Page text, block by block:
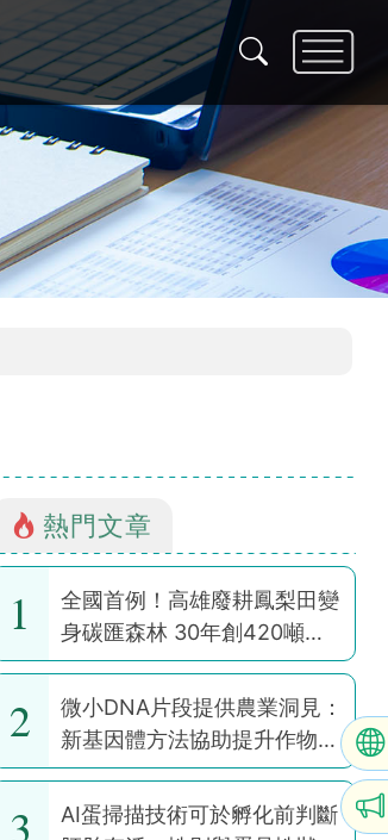
熱門文章
1
全國首例！高雄廢耕鳳梨田變
身碳匯森林 30年創420噸碳
權
2
微小DNA片段提供農業洞見：
新基因體方法協助提升作物韌
性
3
AI蛋掃描技術可於孵化前判斷